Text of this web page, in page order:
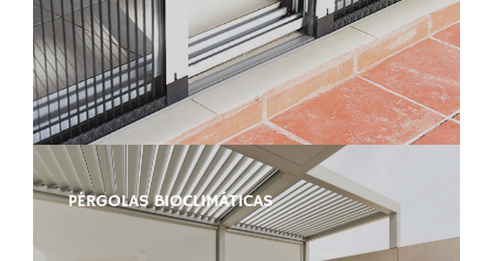
PÉRGOLAS BIOCLIMÁTICAS